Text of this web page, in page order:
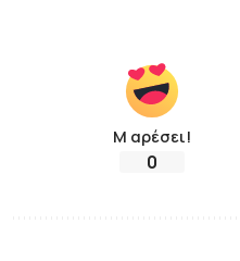
Μ αρέσει!
0